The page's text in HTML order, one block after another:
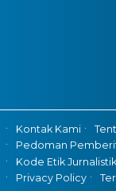
Kontak Kami
Pedoman
Kode Etik Jurnalistik
Privacy Policy